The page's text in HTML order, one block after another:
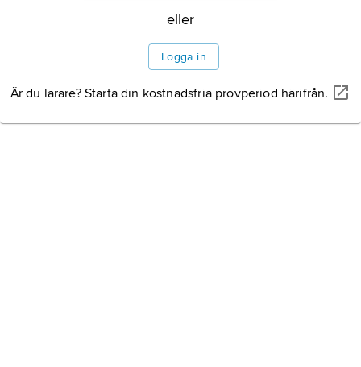
Information om artikeln
eller
Logga in
Är du lärare? Starta din kostnadsfria provperiod härifrån.